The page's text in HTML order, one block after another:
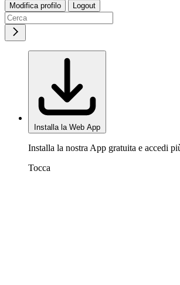
Modifica profilo Logout
Installa la Web App
Installa la nostra App gratuita e accedi
Tocca